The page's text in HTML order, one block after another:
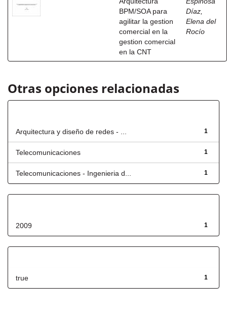
BPM/SOA para
agilitar la gestion
comercial en la
gestion comercial
en la CNT
Díaz,
Elena del
Rocío
Otras opciones relacionadas
1
Arquitectura y diseño de redes - ...
1
Telecomunicaciones
1
Telecomunicaciones - Ingenieria d...
1
2009
1
true